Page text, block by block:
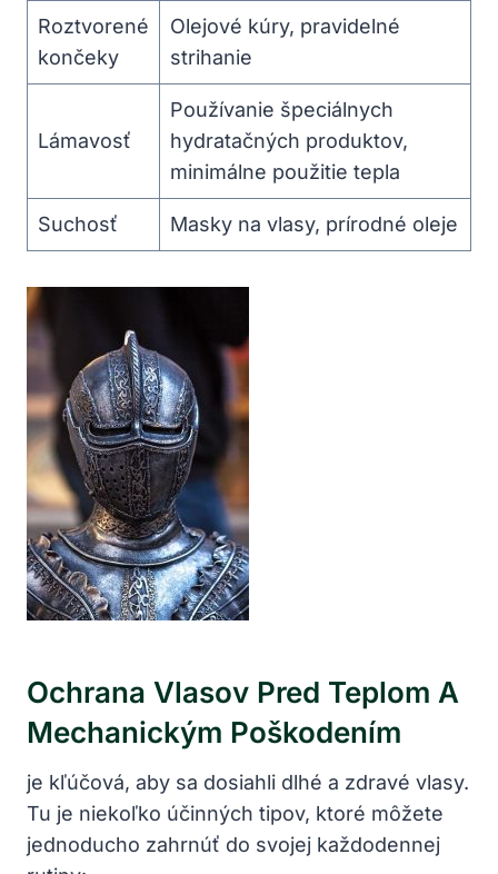
Roztvorené⁢
končeky
Olejové kúry, pravidelné
strihanie
Lámavosť
Používanie špeciálnych
hydratačných produktov,
minimálne použitie tepla
Suchosť Masky na vlasy, prírodné ⁣oleje
Ochrana Vlasov Pred Teplom A
Mechanickým Poškodením
je kľúčová, aby sa dosiahli dlhé a zdravé vlasy.
Tu je niekoľko účinných tipov, ktoré môžete
‌jednoducho zahrnúť do svojej každodennej